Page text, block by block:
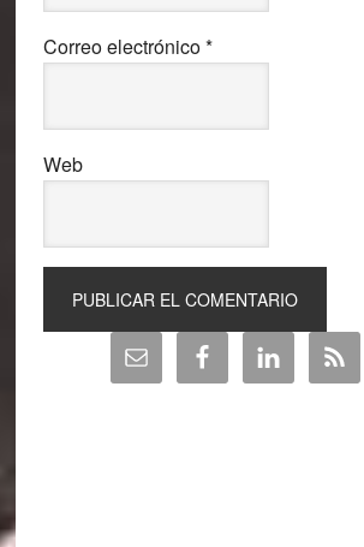
Correo electrónico*
Web
Barra
lateral